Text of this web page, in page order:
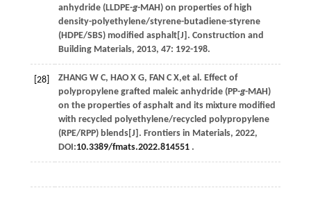
anhydride (LLDPE-g-MAH) on properties of high
density-polyethylene/styrene-butadiene-styrene
(HDPE/SBS) modified asphalt[J]. Construction and
Building Materials, 2013, 47: 192-198.
[28] ZHANG W C, HAO X G, FAN C X,et al . Effect of
polypropylene grafted maleic anhydride (PP-g-MAH)
on the properties of asphalt and its mixture modified
with recycled polyethylene/recycled polypropylene
(RPE/RPP) blends[J]. Frontiers in Materials, 2022,
DOI:10.3389/fmats.2022.814551.